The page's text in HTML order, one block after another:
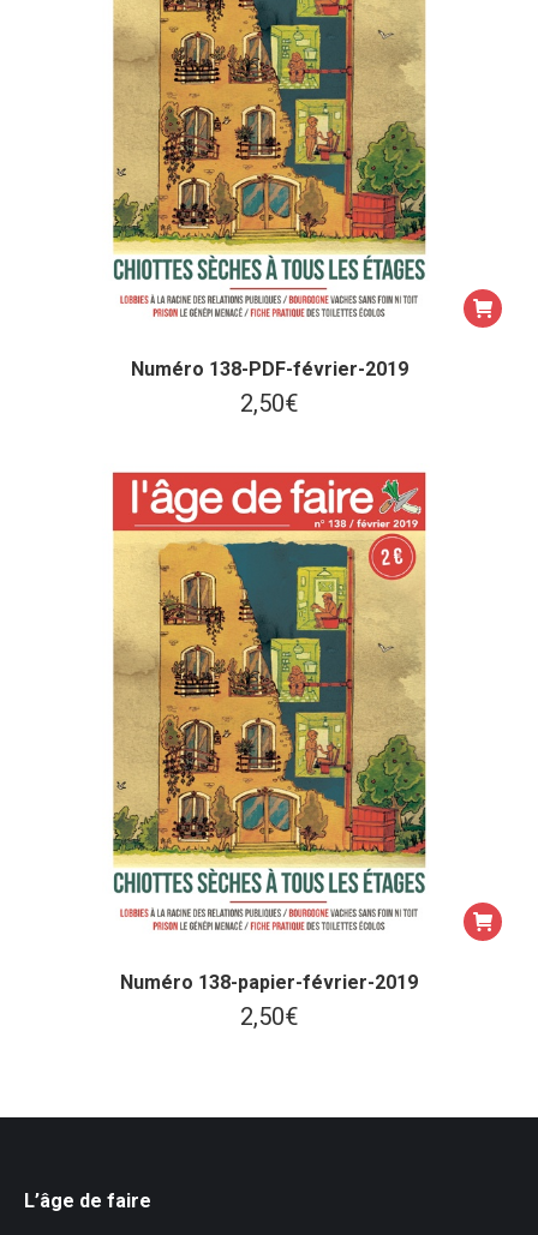
Numéro 138-PDF-février-2019
2,50€
Numéro 138-papier-février-2019
2,50€
L’âge de faire